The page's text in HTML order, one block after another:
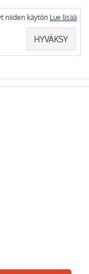
niiden käytön Lue lisää